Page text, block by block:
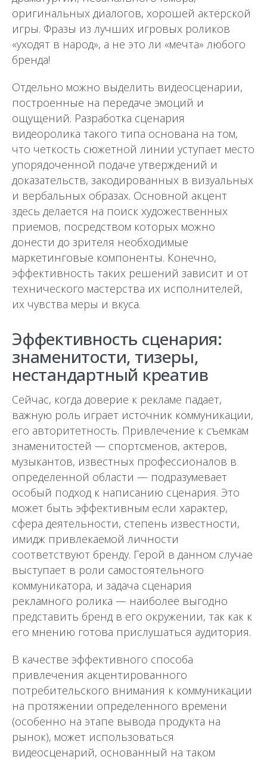
оригинальных диалогов, хорошей актёрской
игры. Фразы из лучших игровых роликов
«уходят в народ», а не это ли «мечта» любого
бренда!
Отдельно можно выделить видеосценарии,
построенные на передаче эмоций и
ощущений. Разработка сценария
видеоролика такого типа основана на том,
что четкость сюжетной линии уступает место
упорядоченной подаче утверждений и
доказательств, закодированных в визуальных
и вербальных образах. Основной акцент
здесь делается на поиск художественных
приемов, посредством которых можно
донести до зрителя необходимые
маркетинговые компоненты. Конечно,
эффективность таких решений зависит и от
технического мастерства их исполнителей,
их чувства меры и вкуса.
Эффективность сценария:
знаменитости, тизеры,
нестандартный креатив
Сейчас, когда доверие к рекламе падает,
важную роль играет источник коммуникации,
его авторитетность. Привлечение к съемкам
знаменитостей — спортсменов, актеров,
музыкантов, известных профессионалов в
определенной области — подразумевает
особый подход к написанию сценария. Это
может быть эффективным если характер,
сфера деятельности, степень известности,
имидж привлекаемой личности
соответствуют бренду. Герой в данном случае
выступает в роли самостоятельного
коммуникатора, и задача сценария
рекламного ролика — наиболее выгодно
представить бренд в его окружении, так как к
его мнению готова прислушаться аудитория.
В качестве эффективного способа
привлечения акцентированного
потребительского внимания к коммуникации
на протяжении определенного времени
(особенно на этапе вывода продукта на
рынок), может использоваться
видеосценарий, основанный на таком